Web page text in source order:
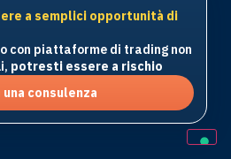
di Napoli
a semplici opportunità di
con piattaforme di trading non
potresti essere a rischio
una consulenza